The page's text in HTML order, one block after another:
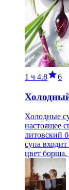
1 ч 4.8 6
Холодные
настоящее
литовский
супа входит
цвет